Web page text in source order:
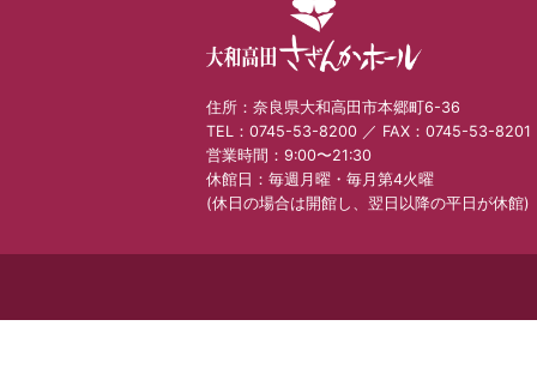
住所：奈良県大和高田市本郷町6-36
TEL：0745-53-8200 ／ FAX：0745-53-8201
営業時間：9:00〜21:30
休館日：毎週月曜・毎月第4火曜
(休日の場合は開館し、翌日以降の平日が休館)